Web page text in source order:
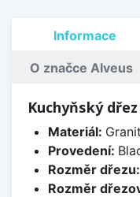
Informace
O značce Alveus
Kuchyňský
Materiál:
Provedení:
Rozměr dřezu:
Rozměr